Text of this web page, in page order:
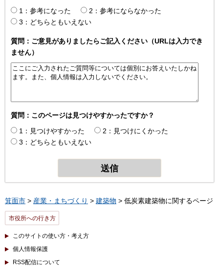
1：参考になった
2：参考にならなかった
3：どちらともいえない
質問：ご意見がありましたらご記入ください（URLは入力でき
ません）
質問：このページは見つけやすかったですか？
1：見つけやすかった
2：見つけにくかった
3：どちらともいえない
箕面市 > 産業・まちづくり > 建築物 > 低炭素建築物に関するページ
市役所への行き方
このサイトの使い方・考え方
個人情報保護
RSS配信について